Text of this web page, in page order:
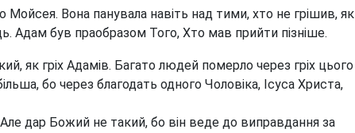
Мойсея. Вона панувала навіть над тими, хто не грішив, як
Адам був праобразом Того, Хто мав прийти пізніше.
як гріх Адамів. Багато людей померло через гріх цього
бо через благодать одного Чоловіка, Ісуса Христа,
дар Божий не такий, бо він веде до виправдання за